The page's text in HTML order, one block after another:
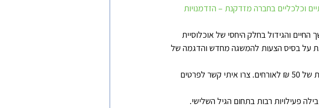
וכלכליים בחברה מזדקנת – הזדמנויות
והגידול בחלק היחסי של אוכלוסיית
זאת על בסיס הצעות להמשגה מחדש והדגמה של
ובעלות של 50 ₪ לאורחים. צרו איתי קשר לפרטים
פעילויות רבות בתחום הגיל השלישי.